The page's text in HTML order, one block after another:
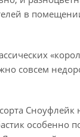
в
совсем
особенно